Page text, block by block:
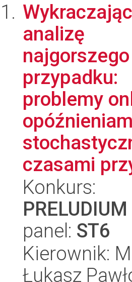
analizę
najgorszego
przypadku:
problemy
czasami
Konkurs:
panel: ST6
Kierownik:
Łukasz